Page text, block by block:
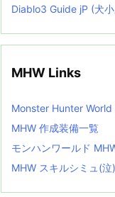
Diablo3 Guide jP (犬
MHW Links
Monster Hunter World
MHW 作成装備一覧
モンハンワールド
MHW スキルシミュ(泣)